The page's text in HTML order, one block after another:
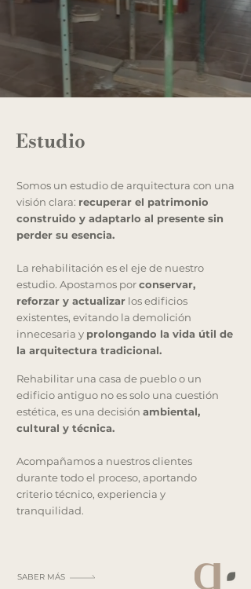
Estudio
Somos un estudio de arquitectura con una
visión clara: recuperar el patrimonio
construido y adaptarlo al presente sin
perder su esencia.
La rehabilitación es el eje de nuestro
estudio. Apostamos porconservar,
reforzar y actualizar los edificios
existentes, evitando la demolición
innecesaria y prolongando la vida útil de
la arquitectura tradicional.
Rehabilitar una casa de pueblo o un
edificio antiguo no es solo una cuestión
estética, es una decisión ambiental,
cultural y técnica.
Acompañamos a nuestros clientes
durante todo el proceso, aportando
criterio técnico, experiencia y
tranquilidad.
SABER MÁS